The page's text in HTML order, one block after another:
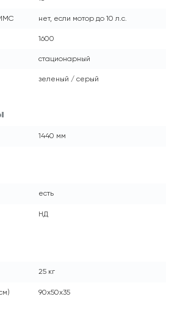
нет, если мотор до 10 л.с.
1600
стационарный
зеленый / серый
1440 мм
есть
НД
25 кг
90x50x35